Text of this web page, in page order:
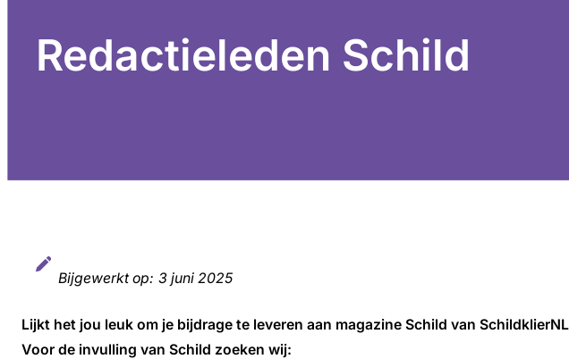
Redactieleden Schild
Bijgewerkt op: 3 juni 2025
Lijkt het jou leuk om je bijdrage te leveren aan magazine Schild van
Voor de invulling van Schild zoeken wij: